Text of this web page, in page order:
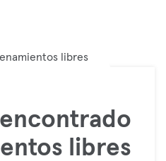
libres
encontrado
libres